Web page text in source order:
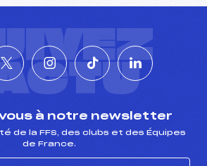
à notre newsletter
de la FFS, des clubs et des Équipes
de France.